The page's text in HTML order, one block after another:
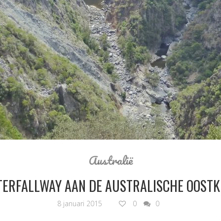
Australië
AAN DE AUSTRALISCHE
8 januari 2015 0 0